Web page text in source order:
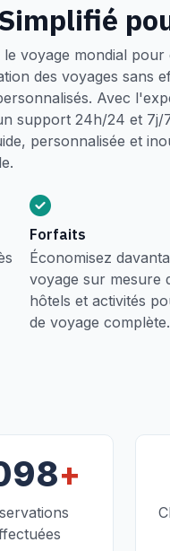
voyage mondial
des voyages sans
Avec
support 24h/24 et 7j/
personnalisée et
Forfaits
Économisez
voyage sur mesure
hôtels et activités
de voyage complète.
+